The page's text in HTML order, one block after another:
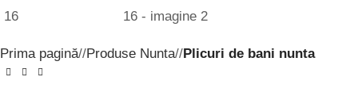
Prima pagină/ Produse Nunta/ Plicuri de bani nunta